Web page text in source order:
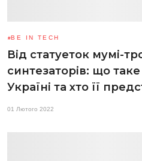
BE IN TECH
Від статуеток мумі-
синтезаторів: що
Україні та хто її
01 Лютого 2022